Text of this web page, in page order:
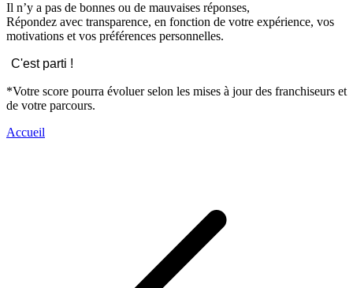
Il n’y a pas de bonnes ou de mauvaises réponses,
Répondez avec transparence, en fonction de votre expérience, vos
motivations et vos préférences personnelles.
C'est parti !
*Votre score pourra évoluer selon les mises à jour des franchiseurs et
de votre parcours.
Accueil